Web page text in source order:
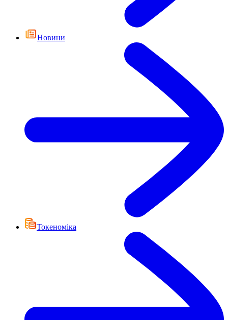
Новини
Токеноміка